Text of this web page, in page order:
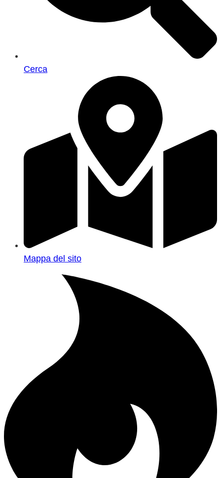
Cerca
Mappa del sito